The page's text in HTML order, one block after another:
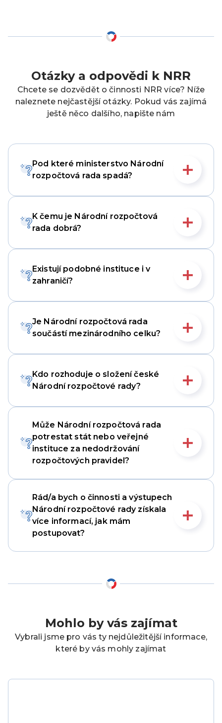
Otázky a odpovědi k NRR
Chcete se dozvědět o činnosti NRR více? Níže
naleznete nejčastější otázky. Pokud vás zajímá
ještě něco dalšího, napište nám
Pod které ministerstvo Národní
rozpočtová rada spadá?
K čemu je Národní rozpočtová
rada dobrá?
Existují podobné instituce i v
zahraničí?
Je Národní rozpočtová rada
součástí mezinárodního celku?
Kdo rozhoduje o složení české
Národní rozpočtové rady?
Může Národní rozpočtová rada
potrestat stát nebo veřejné
instituce za nedodržování
rozpočtových pravidel?
Rád/a bych o činnosti a výstupech
Národní rozpočtové rady získala
více informací, jak mám
postupovat?
Mohlo by vás zajímat
Vybrali jsme pro vás ty nejdůležitější informace,
které by vás mohly zajímat